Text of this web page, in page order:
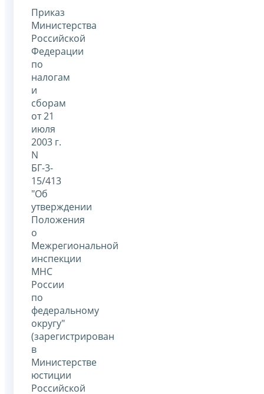
Приказ
Министерства
Российской
Федерации
по
налогам
и
сборам
от 21
июля
2003 г.
N
БГ-3-
15/413
"Об
утверждении
Положения
о
Межрегиональной
инспекции
МНС
России
по
федеральному
округу"
(зарегистрирован
в
Министерстве
юстиции
Российской